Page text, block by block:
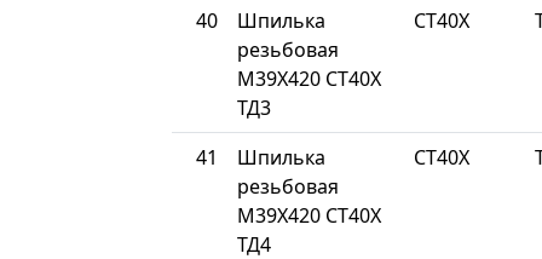
40
Шпилька
резьбовая
М39Х420 СТ40Х
ТД3
СТ40Х
41
Шпилька
резьбовая
М39Х420 СТ40Х
ТД4
СТ40Х